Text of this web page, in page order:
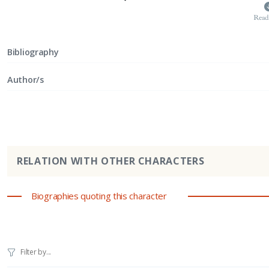
Bibliography
Author/s
RELATION WITH OTHER CHARACTERS
Biographies quoting this character